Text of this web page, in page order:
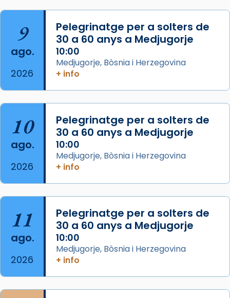
que les santes són filles de l’antiga Iluro.
Mataró en reivindicarà les relíq
...Ver más
Foto
View on Facebook
Jaume, fill de Zebedeu, és juntament amb el
seu germà Joan i Pere un dels que
acompanyava més de prop Jesús.
Segons el llibre dels Fets (12,2) fou el primer
apòstol màrtir, decapitat a Jerusalem per
Herodes Agripa (vers l'any 44).
Patró de Galícia, després de les invasions
musulmanes fou venerat com a patró dels
Regnes castellans i més tard de tota
Espanya.
9
ago.
2026
Pelegrinatge per a solters de
30 a 60 anys a Medjugorje
10:00
Medjugorje, Bòsnia i Herzegovina
+ info
10
ago.
2026
Pelegrinatge per a solters de
30 a 60 anys a Medjugorje
10:00
Medjugorje, Bòsnia i Herzegovina
+ info
11
ago.
2026
Pelegrinatge per a solters de
30 a 60 anys a Medjugorje
10:00
Medjugorje, Bòsnia i Herzegovina
+ info